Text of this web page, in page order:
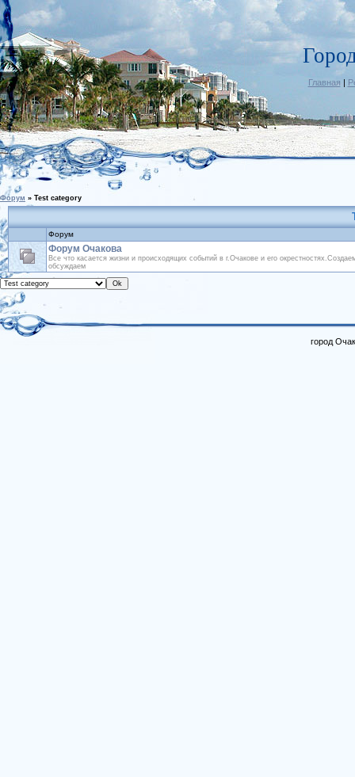
Главная |
Форум » Test category
Форум
Форум Очакова
Все что касается жизни и происходящих событий в г.Очакове и его
обсуждаем
город